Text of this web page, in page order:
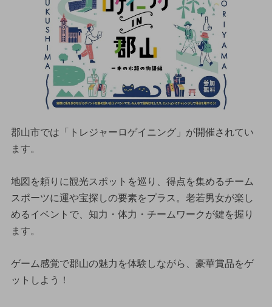
郡山市では「トレジャーロゲイニング」が開催されてい
ます。
地図を頼りに観光スポットを巡り、得点を集めるチーム
スポーツに運や宝探しの要素をプラス。老若男女が楽し
めるイベントで、知力・体力・チームワークが鍵を握り
ます。
ゲーム感覚で郡山の魅力を体験しながら、豪華賞品をゲ
ットしよう！